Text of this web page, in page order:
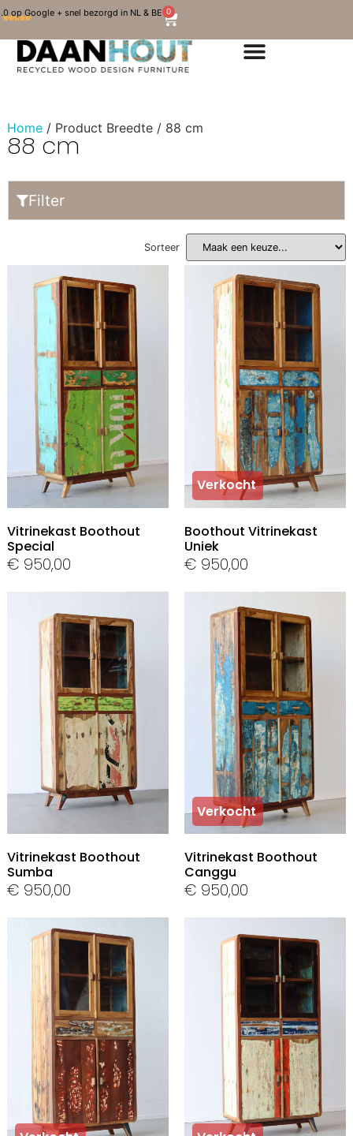
op Google + snel bezorgd in NL & BE 0
Home/ Product Breedte / 88 cm
88 cm
Filter
Sorteer
In Stock
Vitrinekast Boothout
Special
€ 950,00
Verkocht
Boothout Vitrinekast
Uniek
€ 950,00
In Stock
Vitrinekast Boothout
Sumba
€ 950,00
Verkocht
Vitrinekast Boothout
Canggu
€ 950,00